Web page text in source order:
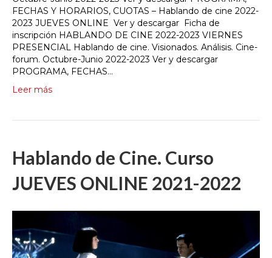
FECHAS Y HORARIOS, CUOTAS – Hablando de cine 2022-
2023 JUEVES ONLINE Ver y descargar Ficha de
inscripción HABLANDO DE CINE 2022-2023 VIERNES
PRESENCIAL Hablando de cine. Visionados. Análisis. Cine-
forum. Octubre-Junio 2022-2023 Ver y descargar
PROGRAMA, FECHAS…
Leer más
Hablando de Cine. Curso
JUEVES ONLINE 2021-2022